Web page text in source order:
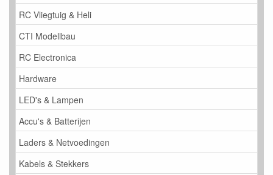
RC Vliegtuig & Heli
CTI Modellbau
RC Electronica
Hardware
LED's & Lampen
Accu's & Batterijen
Laders & Netvoedingen
Kabels & Stekkers